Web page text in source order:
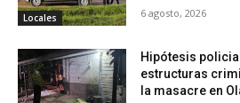
Locales 6 agosto, 2026
Hipótesis
estructuras
la masacre en